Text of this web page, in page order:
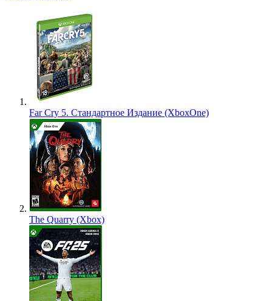
Far Cry 5. Стандартное Издание (XboxOne)
The Quarry (Xbox)